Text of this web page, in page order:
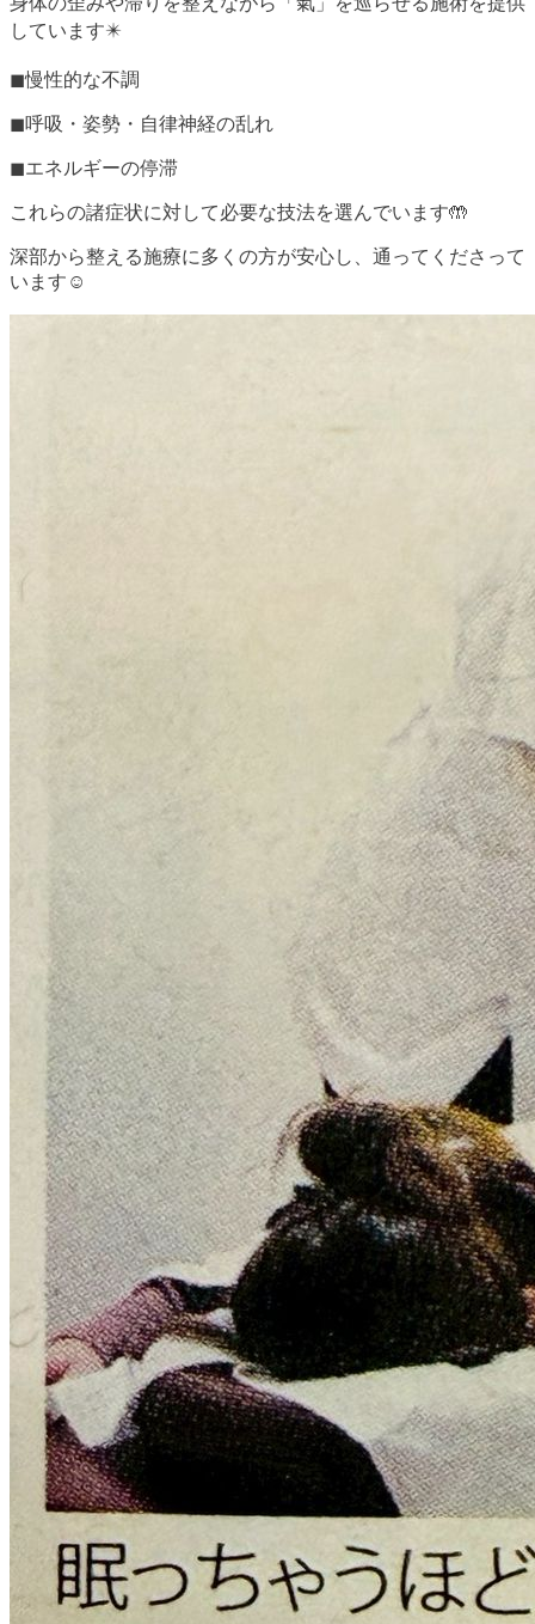
しています✴️
◼︎慢性的な不調
◼︎呼吸・姿勢・自律神経の乱れ
◼︎エネルギーの停滞
これらの諸症状に対して必要な技法を選んでいます🤲
深部から整える施療に多くの方が安心し、通ってくださって
います☺️